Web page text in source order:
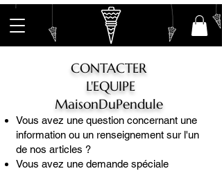
CONTACTER
L'EQUIPE
MaisonDuPendule
Vous avez une question concernant une
information ou un renseignement sur l'un
de nos articles ?
Vous avez une demande spéciale